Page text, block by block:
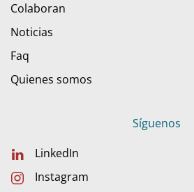
Colaboran
Noticias
Faq
Quienes somos
Síguenos
LinkedIn
Instagram